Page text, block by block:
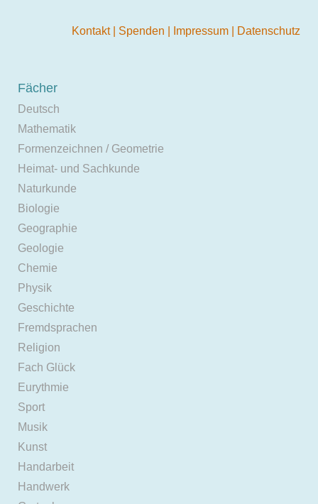
Kontakt Spenden Impressum Datenschutz
Fächer
Deutsch
Mathematik
Formenzeichnen / Geometrie
Heimat- und Sachkunde
Naturkunde
Biologie
Geographie
Geologie
Chemie
Physik
Geschichte
Fremdsprachen
Religion
Fach Glück
Eurythmie
Sport
Musik
Kunst
Handarbeit
Handwerk